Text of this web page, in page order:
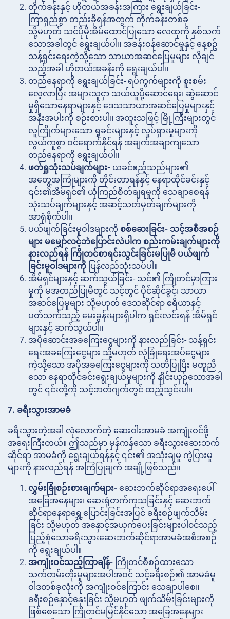
တိုက်ခန်းနှင့် ဟိုတယ်အခန်းအကြား ရွေးချယ်ခြင်း-
ကြာရှည်စွာ တည်းခိုရန်အတွက် တိုက်ခန်းတစ်ခု
သို့မဟုတ် သင်ပိုမိုအိမ်ထောင်ပြုသော လေထုကို နှစ်သက်
သောအခါတွင် ရွေးချယ်ပါ။ အခန်းဝန်ဆောင်မှုနှင့် နေ့စဥ်
သန့်ရှင်းရေးကဲ့သို့သော သာယာအဆင်ပြေမှုများ လိုချင်
သည့်အခါ ဟိုတယ်အခန်းကို ရွေးချယ်ပါ။
တည်နေရာကို ရွေးချယ်ခြင်း- ရပ်ကွက်များကို စူးစမ်း
လေ့လာပြီး အများသူငှာ သယ်ယူပို့ဆောင်ရေး၊ ဆွဲဆောင်
မှုရှိသောနေရာများနှင့် ဒေသသာယာအဆင်ပြေမှုများနှင့်
အနီးအပါးကို စဉ်းစားပါ။ အထူးသဖြင့် မြို့ကြီးများတွင်
လူကြိုက်များသော ရှုခင်းများနှင့် လှုပ်ရှားမှုများကို
လွယ်ကူစွာ ဝင်ရောက်နိုင်ရန် အချက်အချာကျသော
တည်နေရာကို ရွေးချယ်ပါ။
ဖတ်ရှုသုံးသပ်ချက်များ- ယခင်ဧည့်သည်များ၏
အတွေ့အကြုံများကို တိုင်းတာရန်နှင့် နေရာထိုင်ခင်းနှင့်
၎င်း၏အိမ်ရှင်၏ ယုံကြည်စိတ်ချရမှုကို သေချာစေရန်
သုံးသပ်ချက်များနှင့် အဆင့်သတ်မှတ်ချက်များကို
အာရုံစိုက်ပါ။
ပယ်ဖျက်ခြင်းမူဝါဒများကို စစ်ဆေးခြင်း- သင့်အစီအစဉ်
များ မမျှော်လင့်ဘဲပြောင်းလဲပါက စည်းကမ်းချက်များကို
နားလည်ရန် ကြိုတင်စာရင်းသွင်းခြင်းမပြုမီ ပယ်ဖျက်
ခြင်းမူဝါဒများကို ပြန်လည်သုံးသပ်ပါ။
အိမ်ရှင်များနှင့် ဆက်သွယ်ခြင်း- သင်၏ ကြိုတင်မှာကြား
မှုကို မအတည်ပြုမီတွင် သင့်တွင် ပိုင်ဆိုင်ခွင့်၊ သာယာ
အဆင်ပြေမှုများ သို့မဟုတ် ဒေသဆိုင်ရာ ဧရိယာနှင့်
ပတ်သက်သည့် မေးခွန်းများရှိပါက ရှင်းလင်းရန် အိမ်ရှင်
များနှင့် ဆက်သွယ်ပါ။
အပိုဆောင်းအခကြေးငွေများကို နားလည်ခြင်း- သန့်ရှင်း
ရေးအခကြေးငွေများ သို့မဟုတ် လုံခြုံရေးအပ်ငွေများ
ကဲ့သို့သော အပိုအခကြေးငွေများကို သတိပြုပြီး မတူညီ
သော နေရာထိုင်ခင်းရွေးချယ်မှုများကို နှိုင်းယှဉ်သောအခါ
တွင် ၎င်းတို့ကို သင့်ဘတ်ဂျက်တွင် ထည့်သွင်းပါ။
7. ခရီးသွားအာမခံ
ခရီးသွားတဲ့အခါ လုံလောက်တဲ့ ဆေးဝါးအာမခံ အကျုံးဝင်ဖို့
အရေးကြီးတယ်။ ဤသည်မှာ မှန်ကန်သော ခရီးသွားဆေးဘက်
ဆိုင်ရာ အာမခံကို ရွေးချယ်ရန်နှင့် ၎င်း၏ အသုံးချမှု ကွဲပြားမှု
များကို နားလည်ရန် အကြံပြုချက် အချို့ဖြစ်သည်။
လွှမ်းခြုံစဉ်းစားချက်များ- ဆေးဘက်ဆိုင်ရာအရေးပေါ်
အခြေအနေများ၊ ဆေးရုံတက်ကုသခြင်းနှင့် ဆေးဘက်
ဆိုင်ရာနေရာရွှေ့ပြောင်းခြင်းအပြင် ခရီးစဉ်ဖျက်သိမ်း
ခြင်း သို့မဟုတ် အနှောင့်အယှက်ပေးခြင်းများပါ၀င်သည့်
ပြည့်စုံသောခရီးသွားဆေးဘက်ဆိုင်ရာအာမခံအစီအစဉ်
ကို ရွေးချယ်ပါ။
အကျုံးဝင်သည့်ကြာချိန်- ကြိုတင်စီစဉ်ထားသော
သက်တမ်းတိုးမှုများအပါအဝင် သင့်ခရီးစဉ်၏ အာမခံမူ
ဝါဒတစ်ခုလုံးကို အကျုံးဝင်ကြောင်း သေချာပါစေ။
ခရီးစဉ်နှောင့်နှေးခြင်း သို့မဟုတ် ဖျက်သိမ်းခြင်းများကို
ဖြစ်စေသော ကြိုတင်မမြင်နိုင်သော အခြေအနေများ